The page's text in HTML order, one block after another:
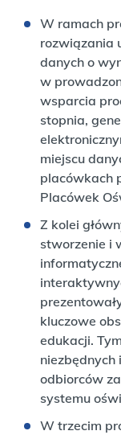
W ramach
rozwiązania
danych o
w
wsparcia
stopnia,
miejscu
placówkach
Placówek
Z kolei
stworzenie i
kluczowe
edukacji.
niezbędnych
odbiorców
systemu
W trzecim